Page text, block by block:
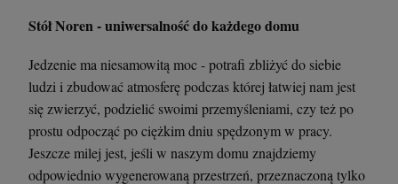
Stół Noren - uniwersalność do każdego domu
Jedzenie ma niesamowitą moc - potrafi zbliżyć do siebie
ludzi i zbudować atmosferę podczas której łatwiej nam jest
się zwierzyć, podzielić swoimi przemyśleniami, czy też po
prostu odpocząć po ciężkim dniu spędzonym w pracy.
Jeszcze milej jest, jeśli w naszym domu znajdziemy
odpowiednio wygenerowaną przestrzeń, przeznaczoną tylko